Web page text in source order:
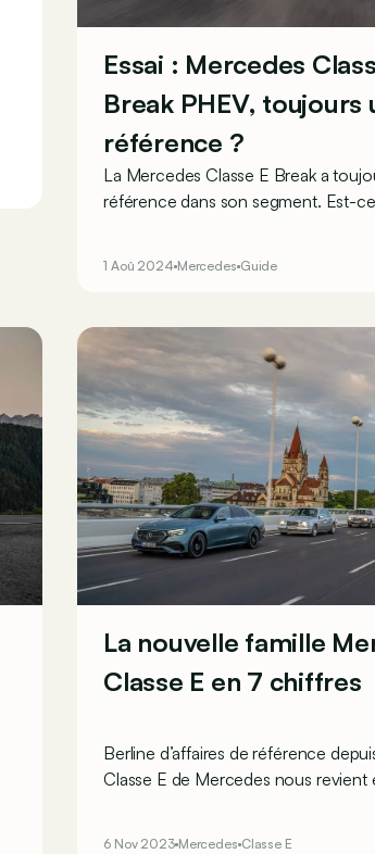
Essai : Mercedes
Break PHEV, toujours
référence ?
La Mercedes Classe E Break a
référence dans son segment. Est-
1 Aoû 2024 Mercedes Guide
La nouvelle famille
Classe E en 7 chiffres
Berline d’affaires de référence
Classe E de Mercedes nous revient
6 Nov 2023 Mercedes Classe E